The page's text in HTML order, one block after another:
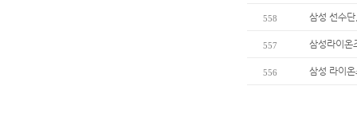
558 삼성 선수
557 삼성라이온
556 삼성 라이